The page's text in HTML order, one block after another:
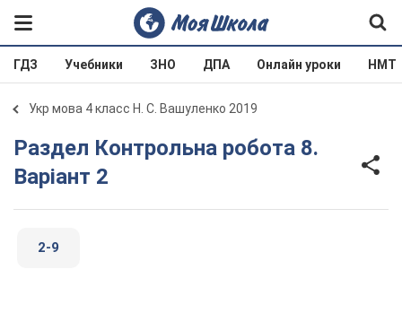
ГДЗ Учебники ЗНО ДПА Онлайн уроки НМТ
Укр мова 4 класс Н. С. Вашуленко 2019
Раздел Контрольна робота 8.
Варіант 2
2-9